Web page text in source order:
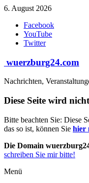
Zum
springen
6. August 2026
Facebook
YouTube
Twitter
wuerzburg24.com
Nachrichten,
Diese Seite wird
Bitte beachten Sie: Diese
das so ist, können Sie hier
Die Domain
schreiben Sie mir bitte!
Menü